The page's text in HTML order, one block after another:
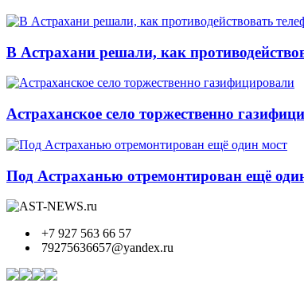
В Астрахани решали, как
Астраханское село торжественно
Под Астраханью отремонтирован ещё
+7 927 563 66 57
79275636657@yandex.ru